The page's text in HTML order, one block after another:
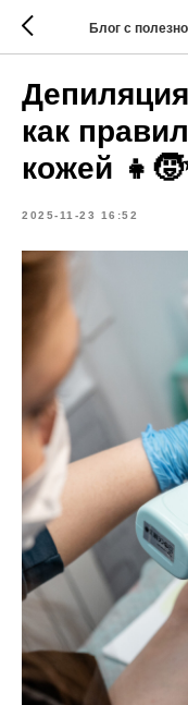
Блог с
как
кожей
2025-11-23 16:52